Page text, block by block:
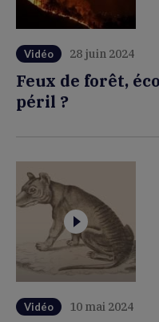
Vidéo 28 juin 2024
Feux de forêt,
péril ?
Vidéo 10 mai 2024